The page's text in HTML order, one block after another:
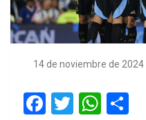
14 de noviembre de 2024
F
T
W